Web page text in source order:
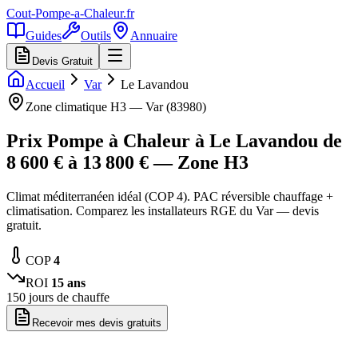
Cout-Pompe-a-Chaleur.fr
Guides
Outils Annuaire
Devis Gratuit
Accueil Var
Le Lavandou
Zone climatique H3 — Var(83980)
Prix Pompe à Chaleur à Le Lavandou de
8 600 € à 13 800 € — Zone H3
Climat méditerranéen idéal (COP 4). PAC réversible chauffage +
climatisation. Comparez les installateurs RGE du Var — devis
gratuit.
COP4
ROI 15 ans
150 jours de chauffe
Recevoir mes devis gratuits